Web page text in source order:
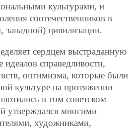
культурами, и
соотечественников в
западной) цивилизации.
сердцем выстраданную
идеалов справедливости,
оптимизма, которые были
культуре на протяжении
в том советском
утверждался многими
художниками,